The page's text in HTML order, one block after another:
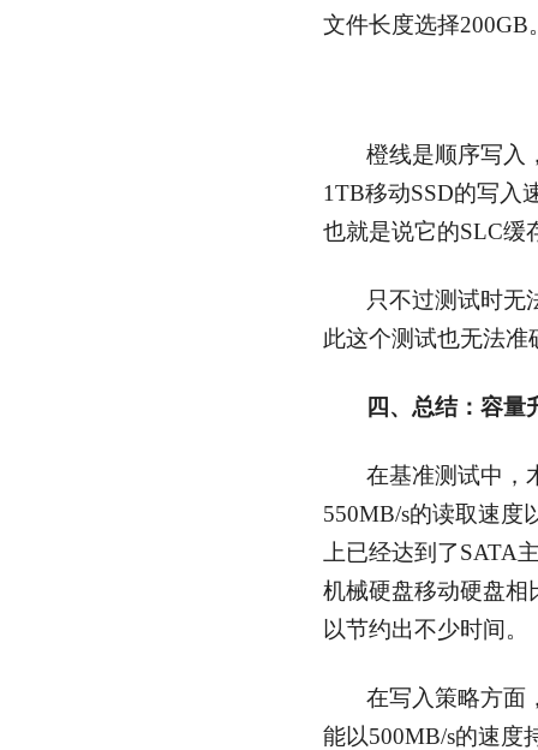
文件长度选择200GB
橙线是顺序写入
1TB移动SSD的写入
也就是说它的SLC缓
只不过测试时无
此这个测试也无法准
四、总结：容量
在基准测试中，
550MB/s的读取速度
上已经达到了SATA
机械硬盘移动硬盘相
以节约出不少时间。
在写入策略方面
能以500MB/s的速度